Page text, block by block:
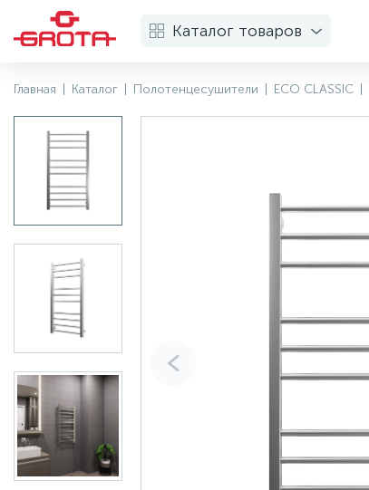
Каталог товаров
Главная Каталог Полотенцесушители ECO CLASSIC